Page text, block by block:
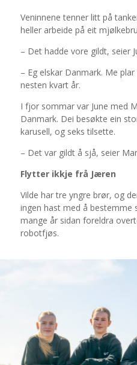
Veninnene tenner litt på
heller arbeide på eit
– Det hadde vore gildt, seier
– Eg elskar Danmark. Me
nesten kvart år.
I fjor sommar var June med
Danmark. Dei besøkte ein
karusell, og seks tilsette.
– Det var gildt å sjå, seier
Flytter ikkje frå Jæren
Vilde har tre yngre brør, og
ingen hast med å bestemme
mange år sidan foreldra
robotfjøs.